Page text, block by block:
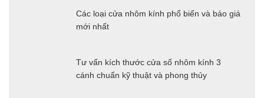
Các loại cửa nhôm kính phổ biến và báo giá
mới nhất
Tư vấn kích thước cửa sổ nhôm kính 3
cánh chuẩn kỹ thuật và phong thủy